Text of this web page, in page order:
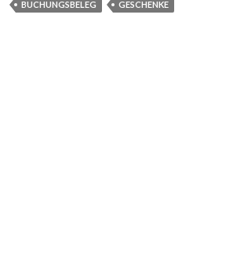
BUCHUNGSBELEG
GESCHENKE